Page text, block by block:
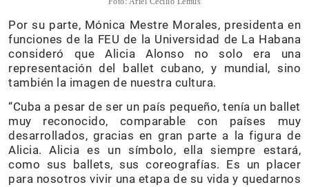
Por su parte, Mónica Mestre Morales, presidenta en
funciones de la FEU de la Universidad de La Habana
consideró que Alicia Alonso no solo era una
representación del ballet cubano, y mundial, sino
también la imagen de nuestra cultura.
“Cuba a pesar de ser un país pequeño, tenía un ballet
muy reconocido, comparable con países muy
desarrollados, gracias en gran parte a la figura de
Alicia. Alicia es un símbolo, ella siempre estará,
como sus ballets, sus coreografías. Es un placer
para nosotros vivir una etapa de su vida y quedarnos